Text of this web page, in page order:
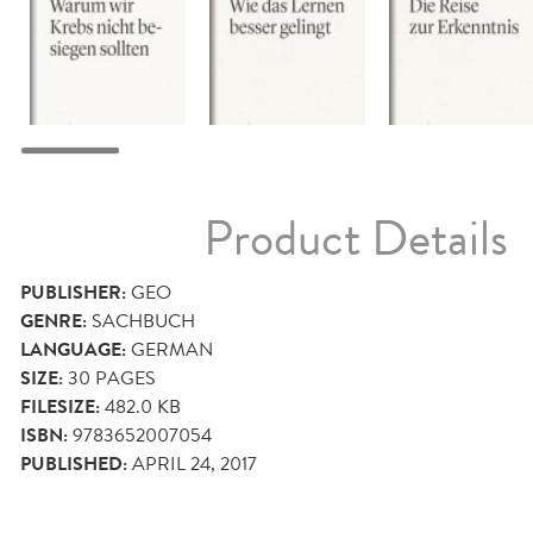
Product Details
PUBLISHER:GEO
GENRE: SACHBUCH
LANGUAGE:GERMAN
SIZE:30 PAGES
FILESIZE:482.0 KB
ISBN:9783652007054
PUBLISHED:APRIL 24, 2017